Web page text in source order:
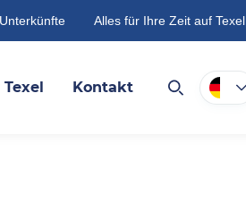
Alles für Ihre Zeit auf Texel
Texel Kontakt